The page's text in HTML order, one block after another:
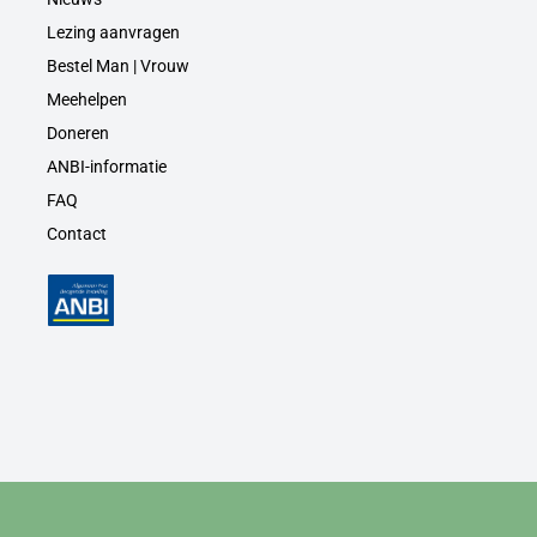
Lezing aanvragen
Bestel Man | Vrouw
Meehelpen
Doneren
ANBI-informatie
FAQ
Contact